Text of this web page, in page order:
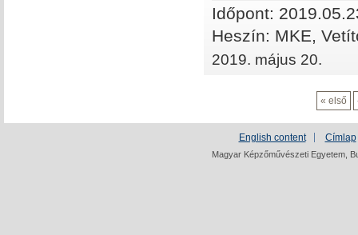
Időpont:
Heszín: MKE,
2019. május 20.
« első
English content Címlap
Magyar Képzőművészeti Egyetem,